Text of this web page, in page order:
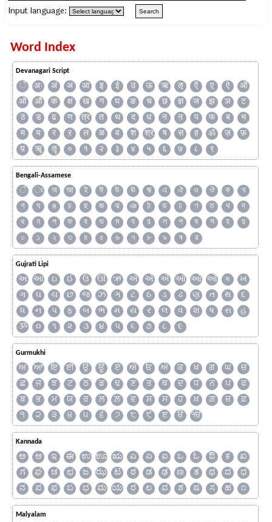
Input language:
Word Index
Devanagari Script
ँ अः अं अ आ इ ई उ ऊ ऋ ऌ ऍ ए ऐ
ऑ
ओ
औ क क्ष ख ग घ ङ च छ ज्ञ ज झ ञ
ट
ठ
ड ढ ण त्र त थ द ध न ऩ प फ ब
भ
म
य र ऱ ल ळ व श श्र ष स ह ॐ ज़
फ़
य़
ॠ ॡ ० १ २ ३ ४ ५ ६ ७ ८ ९
Bengali-Assamese
ঁ ং অ আ ই ঈ উ ঊ ঋ এ ঐ ও ঔ ক
খ
গ
ঘ ঙ চ ছ জ ঝ ঞ ঠ ড ঢ ণ ত থ
দ
ধ
ন প ফ ব ভ ম য র ল শ ষ স হ
য়
০
১ ২ ৩ ৪ ৫ ৬ ৭ ৮ ৯ ৰ ৱ
Gujrati Lipi
અ આ ઇ ઈ ઉ ઊ ઋ ઍ એ ઐ ઑ ઓ ઔ ક
ખ
ગ
ઘ ચ છ જ ઝ ઞ ટ ઠ ડ ઢ ણ ત થ
દ
ધ
ન પ ફ બ ભ મ ય ર લ વ શ ષ સ
હ
ૐ
૦ ૧ ૨ ૩ ૪ ૫ ૬ ૭ ૮ ૯
Gurmukhi
ਅ ਆ ਇ ਈ ਉ ਊ ਏ ਐ ਓ ਔ ਕ ਖ ਗ ਘ
ਚ
ਛ
ਜ ਝ ਟ ਠ ਡ ਢ ਣ ਤ ਥ ਦ ਧ ਨ ਪ
ਫ
ਬ
ਭ ਮ ਯ ਰ ਲ ਲ਼ ਵ ਸ਼ ਸ ਹ ਖ਼ ਗ਼ ਜ਼
ਫ਼
੧
੨ ੩ ੪ ੫ ੬ ੭ ੮ ੯ ੲ ੳ ੴ
Kannada
ಅ ಆ ಇ ಈ ಉ ಊ ಋ ಎ ಏ ಐ ಒ ಓ ಔ ಕ
ಖ
ಗ
ಘ ಚ ಛ ಜ ಝ ಟ ಠ ಡ ಢ ಣ ತ ಥ ದ
ಧ
ನ
ಪ ಫ ಬ ಭ ಮ ಯ ರ ಲ ವ ಶ ಷ ಸ ಹ ೧
Malyalam